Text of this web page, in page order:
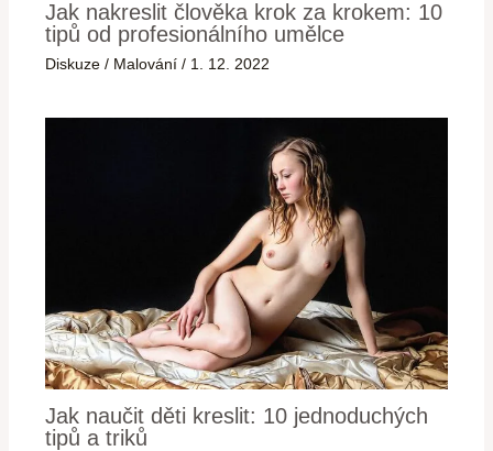
Jak nakreslit člověka krok za krokem: 10
tipů od profesionálního umělce
Diskuze / Malování / 1. 12. 2022
Jak naučit děti kreslit: 10 jednoduchých
tipů a triků